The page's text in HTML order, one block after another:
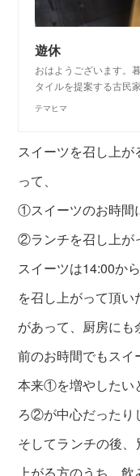
遊休
おはようございます。
タイルを提案する古民
テマヒマ
スイーツを召し上
って、
①スイーツのお時間
②ランチを召し上が
スイーツは14:00か
を召し上がって頂い
があって、厨房にも
前のお時間でもスイ
本来①を増やしたい
ろ②が中心だったり
そしてランチの後
上がる方のうち、飲